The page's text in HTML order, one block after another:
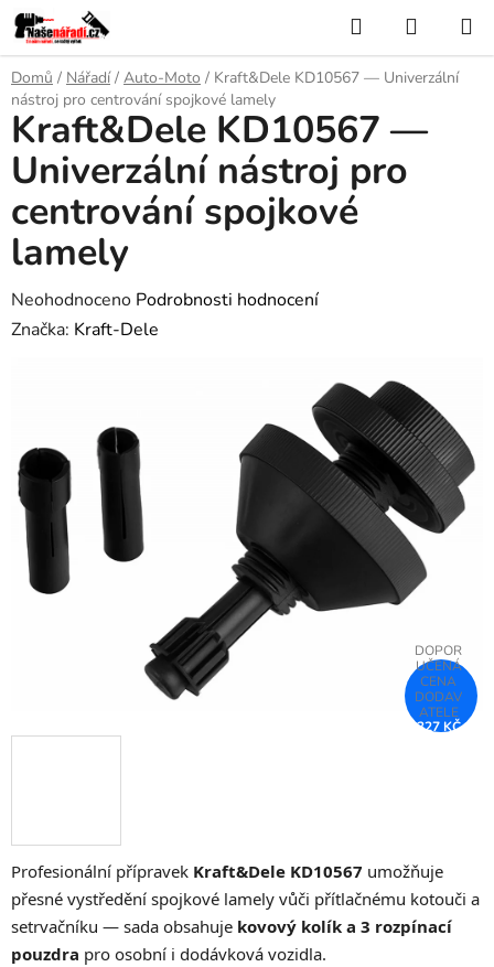
Přejít
na
obsah
Hledat
KOŠÍK
Domů / Nářadí / Auto-Moto / Kraft&Dele KD10567 — Univerzální
nástroj pro centrování spojkové lamely
Profesionální přípravek Kraft&Dele KD10567 umožňuje
přesné vystředění spojkové lamely vůči přítlačnému kotouči a
setrvačníku — sada obsahuje kovový kolík a 3 rozpínací
pouzdra pro osobní i dodávková vozidla.
Kraft&Dele KD10567 —
Univerzální nástroj pro
centrování spojkové
lamely
Průměrné
hodnocení
5
hvězdiček.
Neohodnoceno Podrobnosti hodnocení
Značka: Kraft-Dele
327 KČ